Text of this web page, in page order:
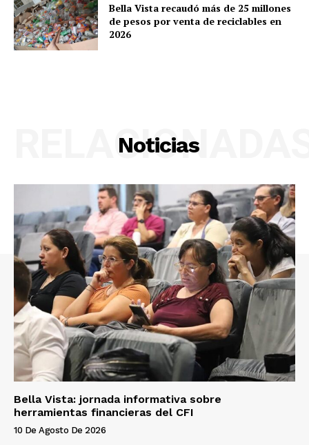
Bella Vista recaudó más de 25 millones
de pesos por venta de reciclables en
2026
Noticias
Bella Vista: jornada informativa sobre
herramientas financieras del CFI
10 De Agosto De 2026